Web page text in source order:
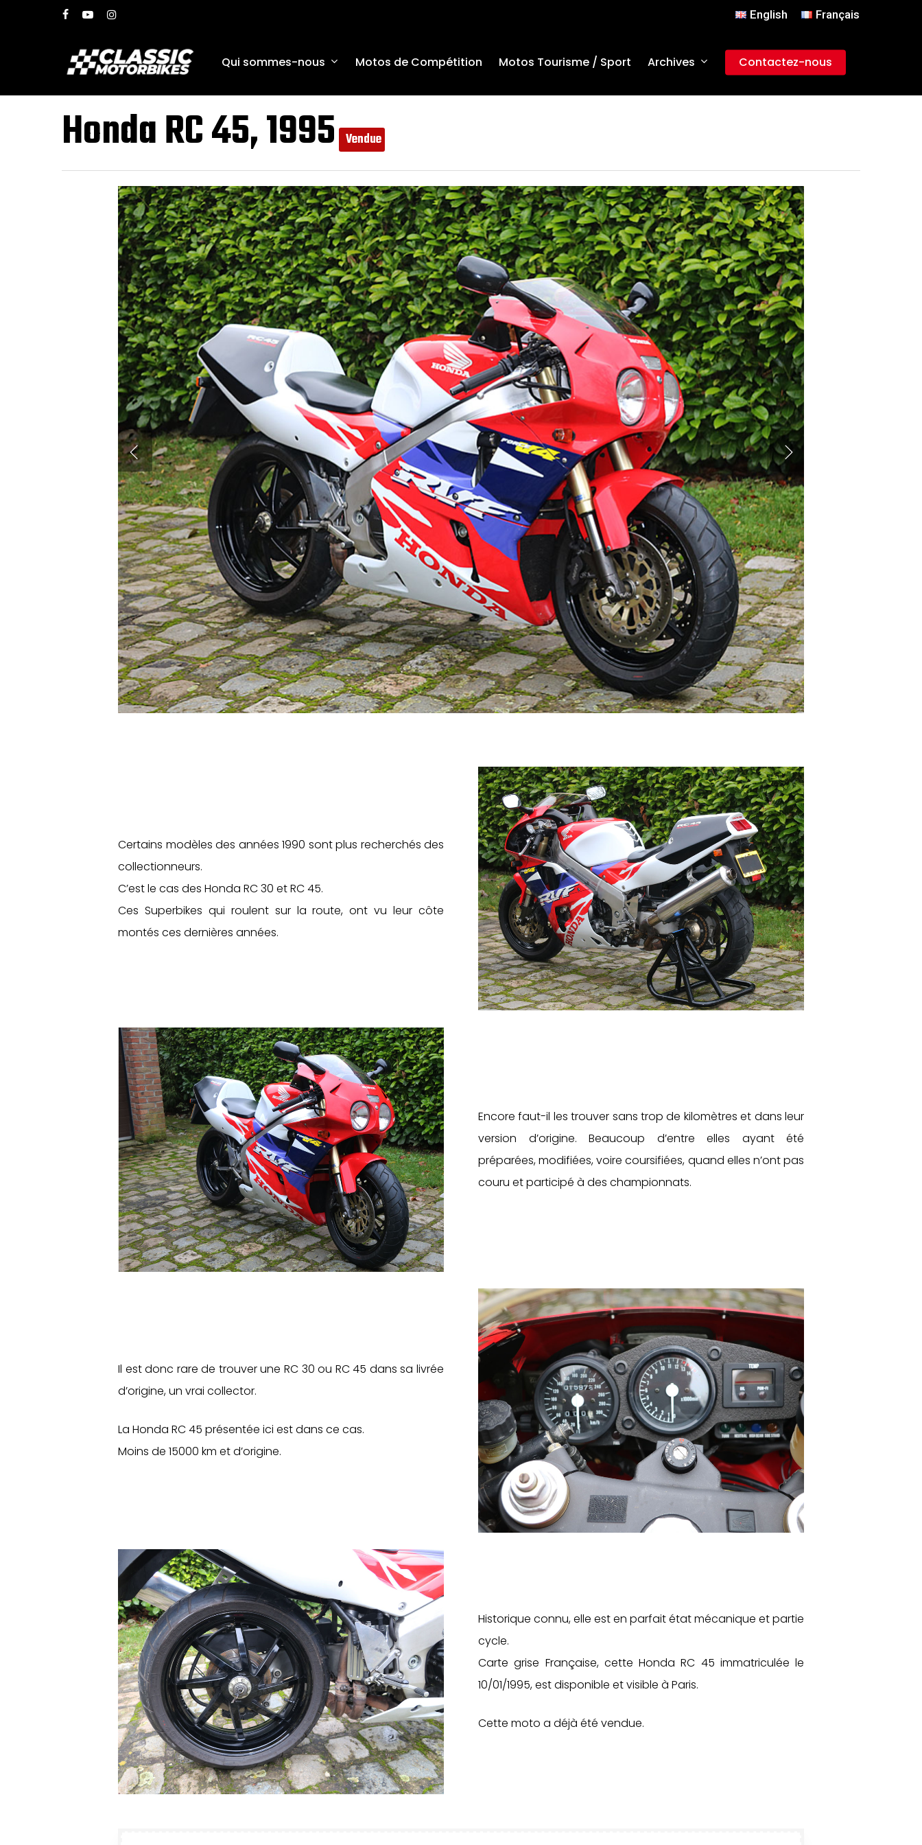
facebook
youtubeinstagram English Français
Qui sommes-nous Motos de Compétition Motos Tourisme / Sport Archives Contactez-nous
Honda RC 45, 1995 Vendue
Certains modèles des années 1990 sont plus recherchés des
collectionneurs.
C’est le cas des Honda RC 30 et RC 45.
Ces Superbikes qui roulent sur la route, ont vu leur côte
montés ces dernières années.
Encore faut-il les trouver sans trop de kilomètres et dans leur
version d’origine. Beaucoup d’entre elles ayant été
préparées, modifiées, voire coursifiées, quand elles n’ont pas
couru et participé à des championnats.
Il est donc rare de trouver une RC 30 ou RC 45 dans sa livrée
d’origine, un vrai collector.
La Honda RC 45 présentée ici est dans ce cas.
Moins de 15000 km et d’origine.
Historique connu, elle est en parfait état mécanique et partie
cycle.
Carte grise Française, cette Honda RC 45 immatriculée le
10/01/1995, est disponible et visible à Paris.
Cette moto a déjà été vendue.